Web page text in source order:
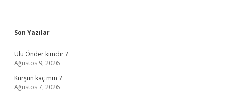
Sidebar
Son Yazılar
Ulu Önder kimdir ?
Ağustos 9, 2026
Kurşun kaç mm ?
Ağustos 7, 2026